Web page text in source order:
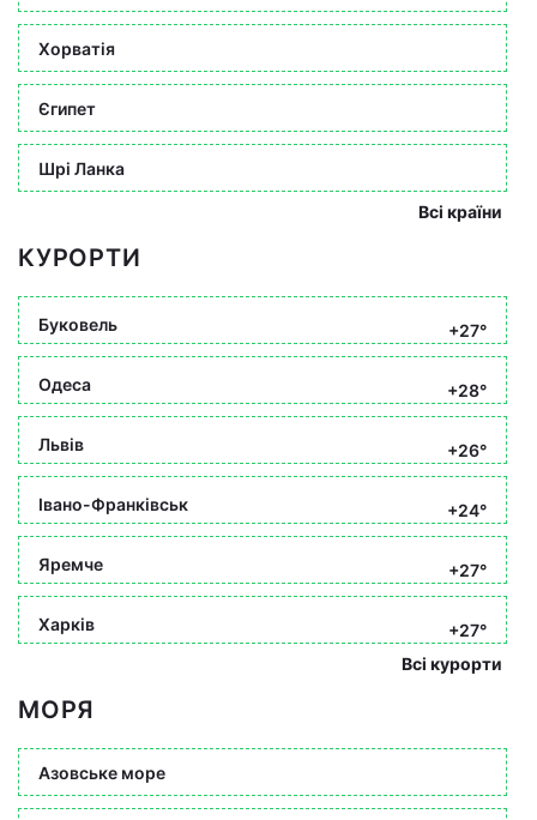
Хорватія
Єгипет
Шрі Ланка
Всі країни
КУРОРТИ
Буковель +27°
Одеса +28°
Львів +26°
Івано-Франківськ +24°
Яремче +27°
Харків
+27°
Всі курорти
МОРЯ
Азовське море